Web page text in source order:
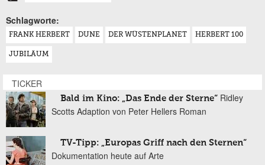
Schlagworte:
FRANK HERBERT DUNE DER WÜSTENPLANET HERBERT 100
JUBILÄUM
TICKER
Bald im Kino: „Das Ende der Sterne“ Ridley
Scotts Adaption von Peter Hellers Roman
TV-Tipp: „Europas Griff nach den Sternen“
Dokumentation heute auf Arte